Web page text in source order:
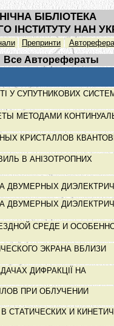
БІБЛІОТЕКА
ІНСТИТУТУ НАН
Препринти
Все Авторефераты
У СУПУТНИКОВИХ
МЕТОДАМИ
КРИСТАЛЛОВ
В АНІЗОТРОПНИХ
ДВУМЕРНЫХ
ДВУМЕРНЫХ
СРЕДЕ И
ЭКРАНА ВБЛИЗИ
ДИФРАКЦІЇ НА
ПРИ ОБЛУЧЕНИИ
СТАТИЧЕСКИХ И